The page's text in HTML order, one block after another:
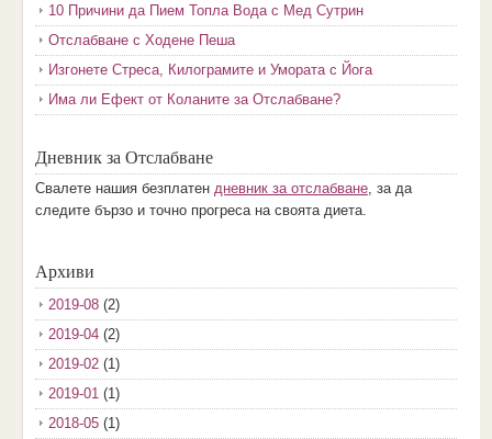
10 Причини да Пием Топла Вода с Мед Сутрин
Отслабване с Ходене Пеша
Изгонете Стреса, Килограмите и Умората с Йога
Има ли Ефект от Коланите за Отслабване?
Дневник за Отслабване
Свалете нашия безплатен дневник за отслабване, за да
следите бързо и точно прогреса на своята диета.
Архиви
2019-08(2)
2019-04(2)
2019-02(1)
2019-01 (1)
2018-05(1)